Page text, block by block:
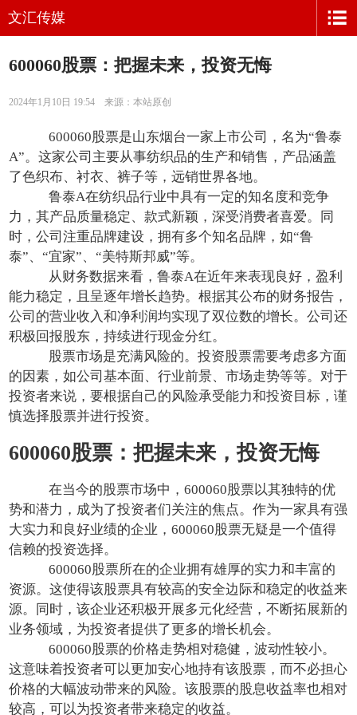
文汇传媒
600060股票：把握未来，投资无悔
2024年1月10日 19:54 来源：本站原创
600060股票是山东烟台一家上市公司，名为“鲁泰
A”。这家公司主要从事纺织品的生产和销售，产品涵盖
了色织布、衬衣、裤子等，远销世界各地。
鲁泰A在纺织品行业中具有一定的知名度和竞争
力，其产品质量稳定、款式新颖，深受消费者喜爱。同
时，公司注重品牌建设，拥有多个知名品牌，如“鲁
泰”、“宜家”、“美特斯邦威”等。
从财务数据来看，鲁泰A在近年来表现良好，盈利
能力稳定，且呈逐年增长趋势。根据其公布的财务报告，
公司的营业收入和净利润均实现了双位数的增长。公司还
积极回报股东，持续进行现金分红。
股票市场是充满风险的。投资股票需要考虑多方面
的因素，如公司基本面、行业前景、市场走势等等。对于
投资者来说，要根据自己的风险承受能力和投资目标，谨
慎选择股票并进行投资。
600060股票：把握未来，投资无悔
在当今的股票市场中，600060股票以其独特的优
势和潜力，成为了投资者们关注的焦点。作为一家具有强
大实力和良好业绩的企业，600060股票无疑是一个值得
信赖的投资选择。
600060股票所在的企业拥有雄厚的实力和丰富的
资源。这使得该股票具有较高的安全边际和稳定的收益来
源。同时，该企业还积极开展多元化经营，不断拓展新的
业务领域，为投资者提供了更多的增长机会。
600060股票的价格走势相对稳健，波动性较小。
这意味着投资者可以更加安心地持有该股票，而不必担心
价格的大幅波动带来的风险。该股票的股息收益率也相对
较高，可以为投资者带来稳定的收益。